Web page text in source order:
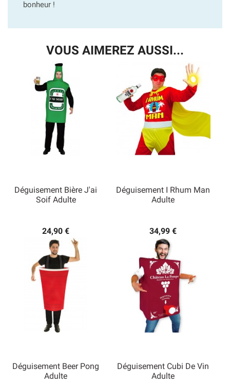
bonheur !
VOUS AIMEREZ AUSSI...
Déguisement Bière J'ai
Soif Adulte
24,90 €
Déguisement I Rhum Man
Adulte
34,99 €
Déguisement Beer Pong
Adulte
Déguisement Cubi De Vin
Adulte